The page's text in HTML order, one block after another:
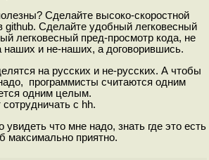
Сделайте высоко-скоростной
github. Сделайте удобный легковесный
легковесный пред-просмотр кода, не
наших и не-наших, а договорившись.
на русских и не-русских. А чтобы
программисты считаются одним
одним целым.
с hh.
увидеть что мне надо, знать где это есть
максимально приятно.